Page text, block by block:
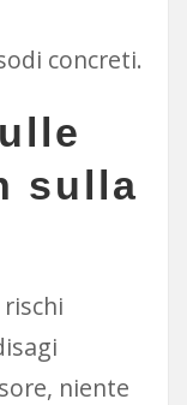
concreti.
sulla
niente